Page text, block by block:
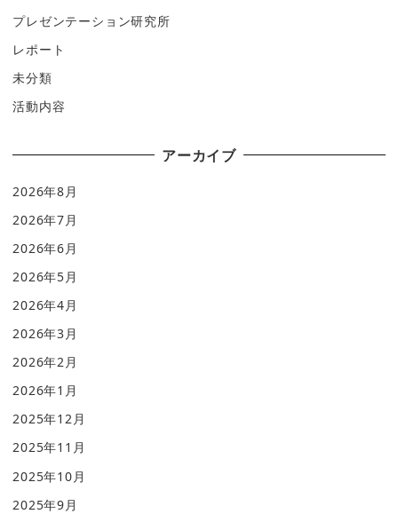
プレゼンテーション研究所
レポート
未分類
活動内容
アーカイブ
2026年8月
2026年7月
2026年6月
2026年5月
2026年4月
2026年3月
2026年2月
2026年1月
2025年12月
2025年11月
2025年10月
2025年9月